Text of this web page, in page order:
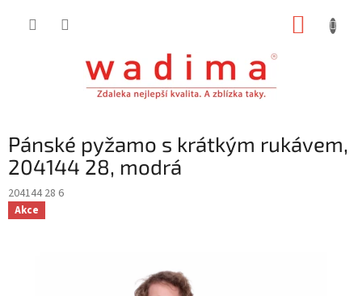
Pánské pyžamo s krátkým rukávem,
204144 28, modrá
204144 28 6
Akce